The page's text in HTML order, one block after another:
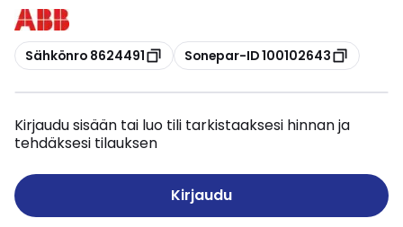
Kopioi
Sähkönro 8624491 Kopioi
Sonepar-ID 100102643
Kirjaudu sisään tai luo tili tarkistaaksesi hinnan ja
tehdäksesi tilauksen
Kirjaudu